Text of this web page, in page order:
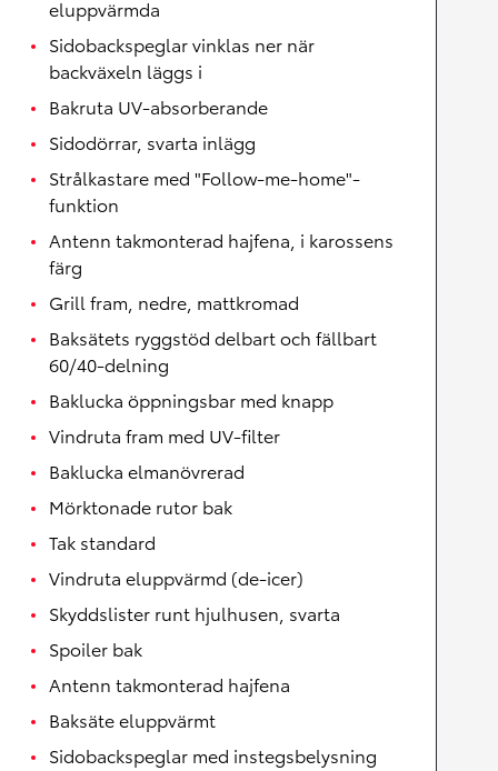
eluppvärmda
Sidobackspeglar vinklas ner när
backväxeln läggs i
Bakruta UV-absorberande
Sidodörrar, svarta inlägg
Strålkastare med "Follow-me-home"-
funktion
Antenn takmonterad hajfena, i karossens
färg
Grill fram, nedre, mattkromad
Baksätets ryggstöd delbart och fällbart
60/40-delning
Baklucka öppningsbar med knapp
Vindruta fram med UV-filter
Baklucka elmanövrerad
Mörktonade rutor bak
Tak standard
Vindruta eluppvärmd (de-icer)
Skyddslister runt hjulhusen, svarta
Spoiler bak
Antenn takmonterad hajfena
Baksäte eluppvärmt
Sidobackspeglar med instegsbelysning